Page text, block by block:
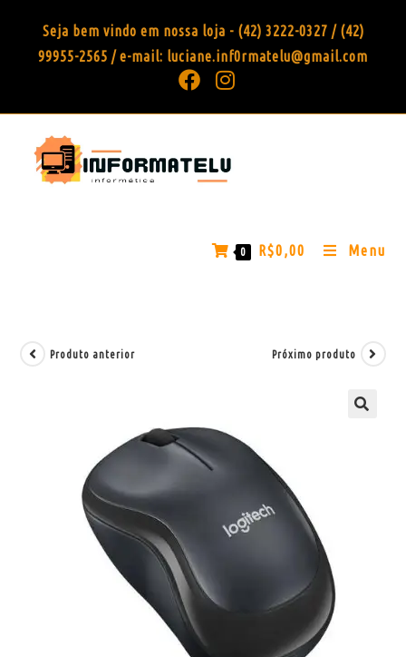
Seja bem vindo em nossa loja - (42) 3222-0327 / (42)
99955-2565 / e-mail: luciane.inf0rmatelu@gmail.com
0 R$0,00 Menu
Produto anterior Próximo produto